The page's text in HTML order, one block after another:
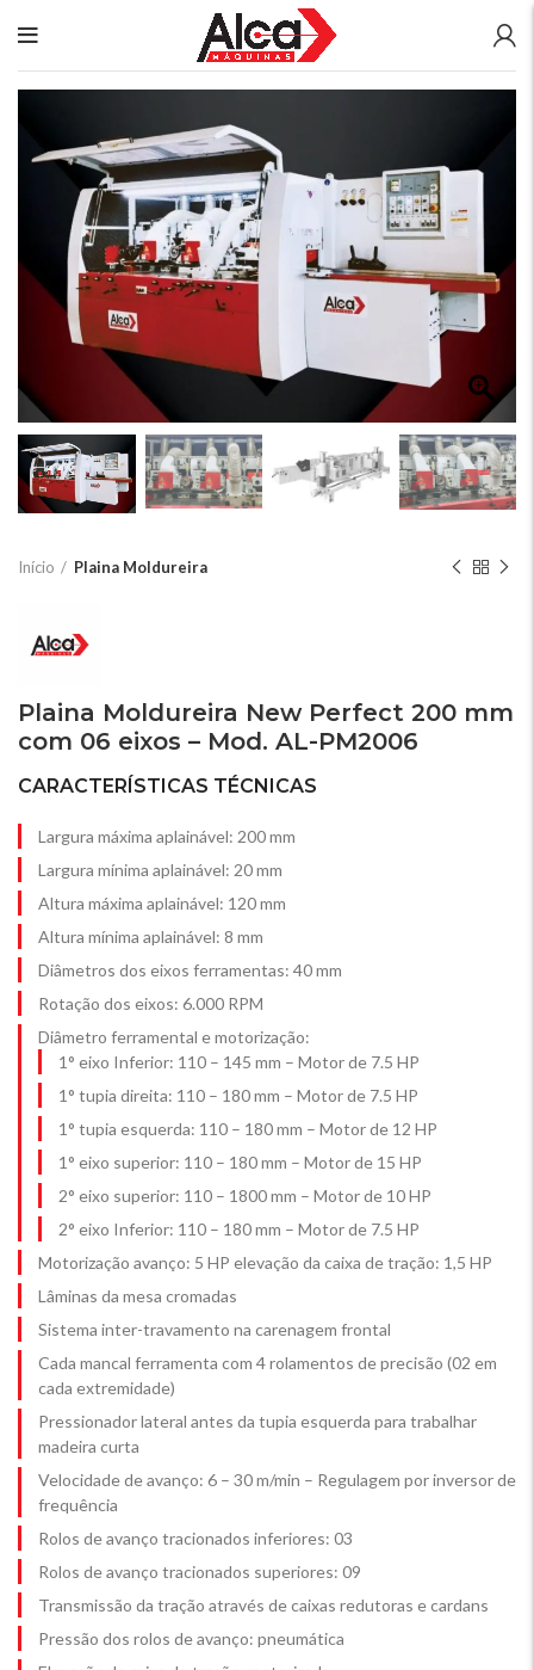
Início Plaina Moldureira
Plaina Moldureira New Perfect 200 mm
com 06 eixos – Mod. AL-PM2006
CARACTERÍSTICAS TÉCNICAS
Largura máxima aplainável: 200 mm
Largura mínima aplainável: 20 mm
Altura máxima aplainável: 120 mm
Altura mínima aplainável: 8 mm
Diâmetros dos eixos ferramentas: 40 mm
Rotação dos eixos: 6.000 RPM
Diâmetro ferramental e motorização:
1° eixo Inferior: 110 – 145 mm – Motor de 7.5 HP
1° tupia direita: 110 – 180 mm – Motor de 7.5 HP
1° tupia esquerda: 110 – 180 mm – Motor de 12 HP
1° eixo superior: 110 – 180 mm – Motor de 15 HP
2° eixo superior: 110 – 1800 mm – Motor de 10 HP
2° eixo Inferior: 110 – 180 mm – Motor de 7.5 HP
Motorização avanço: 5 HP elevação da caixa de tração: 1,5 HP
Lâminas da mesa cromadas
Sistema inter-travamento na carenagem frontal
Cada mancal ferramenta com 4 rolamentos de precisão (02 em
cada extremidade)
Pressionador lateral antes da tupia esquerda para trabalhar
madeira curta
Velocidade de avanço: 6 – 30 m/min – Regulagem por inversor de
frequência
Rolos de avanço tracionados inferiores: 03
Rolos de avanço tracionados superiores: 09
Transmissão da tração através de caixas redutoras e cardans
Pressão dos rolos de avanço: pneumática